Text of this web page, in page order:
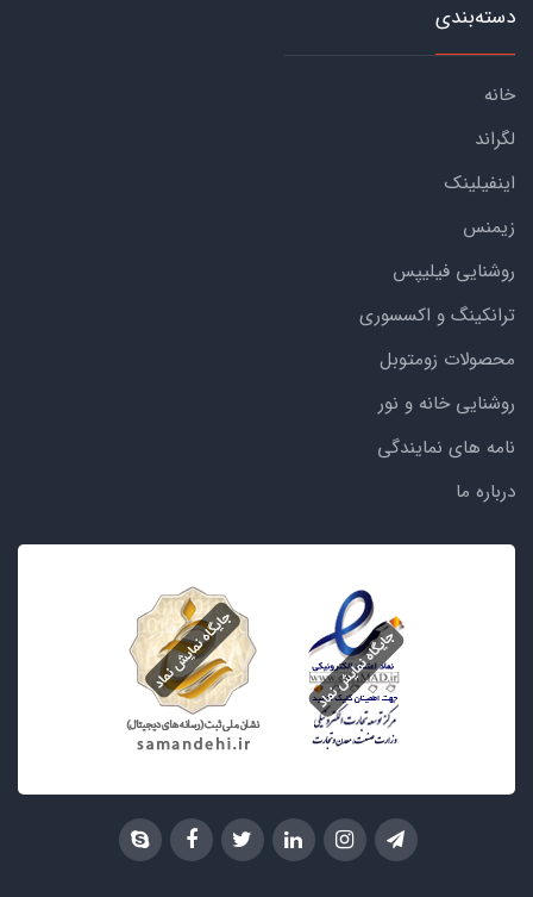
دسته‌بندی
خانه
لگراند
اینفیلینک
زیمنس
روشنایی فیلیپس
ترانکینگ و اکسسوری
محصولات زومتوبل
روشنایی خانه و نور
نامه های نمایندگی
درباره ما